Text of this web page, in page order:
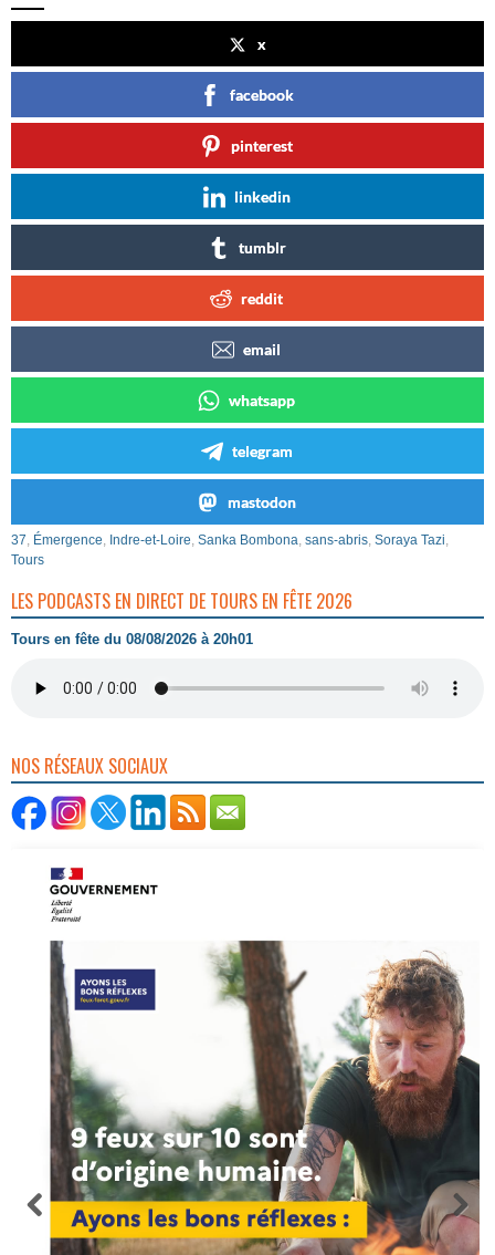
x
facebook
pinterest
linkedin
tumblr
reddit
email
whatsapp
telegram
mastodon
37 Émergence Indre-et-Loire Sanka Bombona sans-abris Soraya Tazi
Tours
LES PODCASTS EN DIRECT DE TOURS EN FÊTE 2026
Tours en fête du 08/08/2026 à 20h01
NOS RÉSEAUX SOCIAUX